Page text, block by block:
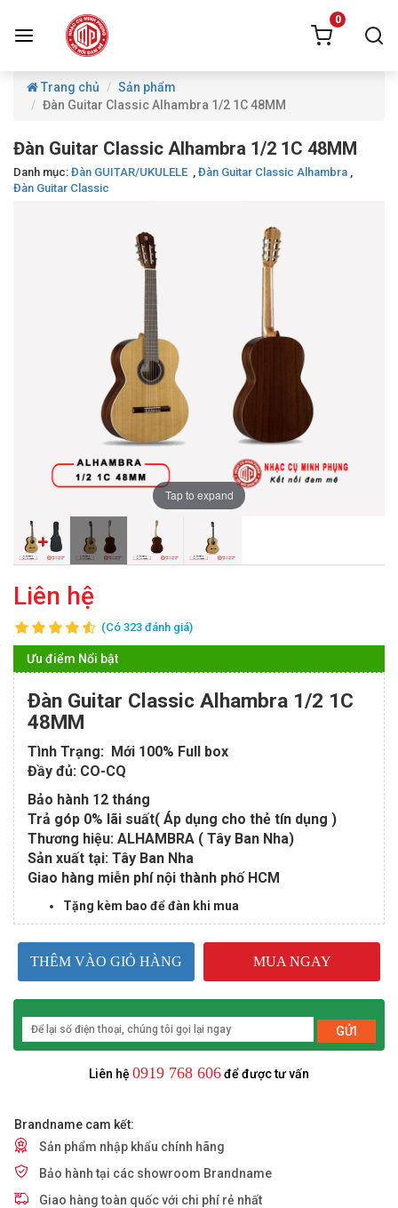
0
Trang chủ
Sản phẩm
Đàn Guitar Classic Alhambra 1/2 1C 48MM
Đàn Guitar Classic Alhambra 1/2 1C 48MM
Danh mục: Đàn GUITAR/UKULELE , Đàn Guitar Classic Alhambra ,
Đàn Guitar Classic
Tap to expand
Liên hệ
(Có 323 đánh giá)
Ưu điểm Nổi bật
Đàn Guitar Classic Alhambra 1/2 1C
48MM
Tình Trạng: Mới 100% Full box
Đầy đủ: CO-CQ
Bảo hành 12 tháng
Trả góp 0% lãi suất( Áp dụng cho thẻ tín dụng )
Thương hiệu: ALHAMBRA ( Tây Ban Nha)
Sản xuất tại: Tây Ban Nha
Giao hàng miễn phí nội thành phố HCM
Tặng kèm bao để đàn khi mua
THÊM VÀO GIỎ HÀNG MUA NGAY
GỬI
Liên hệ 0919 768 606để được tư vấn
Brandname cam kết:
Sản phẩm nhập khẩu chính hãng
Bảo hành tại các showroom Brandname
Giao hàng toàn quốc với chi phí rẻ nhất